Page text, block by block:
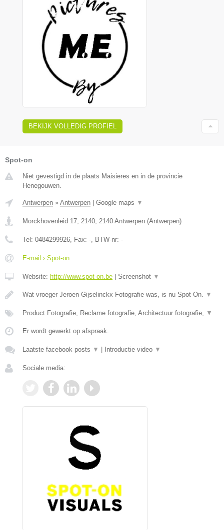
BEKIJK VOLLEDIG PROFIEL
Spot-on
Niet gevestigd in de plaats Maisieres en in de provincie
Henegouwen.
Antwerpen » Antwerpen | Google maps ▼
Morckhovenleid 17, 2140 2140 Antwerpen (Antwerpen)
Tel: 0484299926 , Fax: - , BTW-nr: -
E-mail › Spot-on
Website: http://www.spot-on.be | Screenshot ▼
Wat vroeger Jeroen Gijselinckx Fotografie was, is nu Spot-On. ▼
Product Fotografie, Reclame fotografie, Architectuur fotografie, ▼
Er wordt gewerkt op afspraak.
Laatste facebook posts ▼ | Introductie video ▼
Sociale media: